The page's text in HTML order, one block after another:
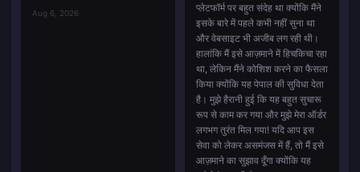
Aug 6, 2026
प्लेटफॉर्म पर बहुत संदेह था क्योंकि मैंने
इसके बारे में पहले कभी नहीं सुना था
और वेबसाइट भी अजीब लग रही थी।
हालांकि मैं इसे आज़माने में हिचकिचा रहा
था, लेकिन मैंने कोशिश करने का फैसला
किया क्योंकि यह पेपाल की सुविधा देता
है। मुझे हैरानी हुई कि यह बहुत सुचारू
रूप से काम कर गया और मुझे मेरा ऑर्डर
लगभग तुरंत मिल गया! यदि आप इस
सेवा को लेकर असमंजस में हैं, तो मैं इसे
आज़माने का सुझाव दूँगा क्योंकि यह